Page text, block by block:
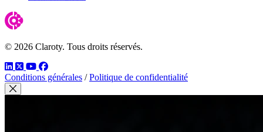
© 2026 Claroty. Tous droits réservés.
LinkedIn
TwitterYouTube
Facebook
Conditions générales / Politique de confidentialité
Fermer modal